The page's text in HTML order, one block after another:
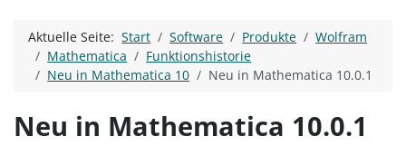
Aktuelle Seite:Start Software Produkte
Wolfram
Mathematica
Funktionshistorie
Neu in Mathematica 10
Neu in Mathematica 10.0.1
Neu in Mathematica 10.0.1